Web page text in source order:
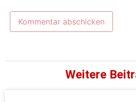
Weitere